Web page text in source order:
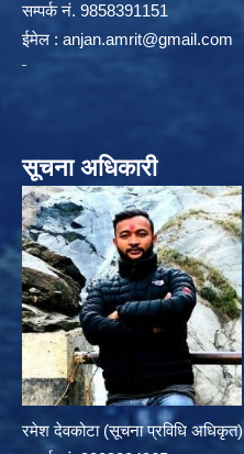
सम्पर्क न‌ं. 9858391151
ईमेल : anjan.amrit@gmail.com
सूचना अधिकारी
रमेश देवकोटा (सूचना प्रविधि अधिकृत)